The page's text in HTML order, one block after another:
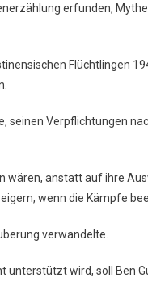
erfunden,
Flüchtlingen
seinen Verpflichtungen
wären, anstatt auf ihre
wenn die Kämpfe
verwandelte.
unterstützt wird, soll Ben